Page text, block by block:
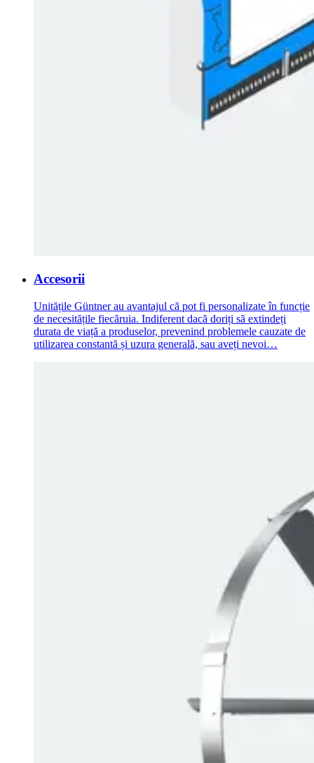
Accesorii
Unitățile Güntner au avantajul că pot fi personalizate în funcție
de necesitățile fiecăruia. Indiferent dacă doriți să extindeți
durata de viață a produselor, prevenind problemele cauzate de
utilizarea constantă și uzura generală, sau aveți nevoi…